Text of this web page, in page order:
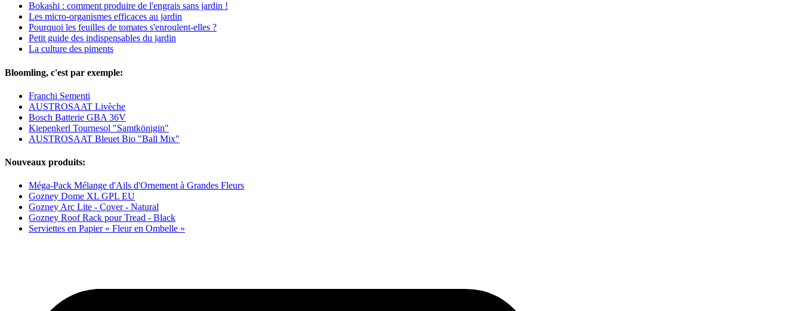
Bokashi : comment produire de l'engrais sans jardin !
Les micro-organismes efficaces au jardin
Pourquoi les feuilles de tomates s'enroulent-elles ?
Petit guide des indispensables du jardin
La culture des piments
Bloomling, c'est par exemple:
Franchi Sementi
AUSTROSAAT Livèche
Bosch Batterie GBA 36V
Kiepenkerl Tournesol "Samtkönigin"
AUSTROSAAT Bleuet Bio "Ball Mix"
Nouveaux produits:
Méga-Pack Mélange d'Ails d'Ornement à Grandes Fleurs
Gozney Dome XL GPL EU
Gozney Arc Lite - Cover - Natural
Gozney Roof Rack pour Tread - Black
Serviettes en Papier « Fleur en Ombelle »